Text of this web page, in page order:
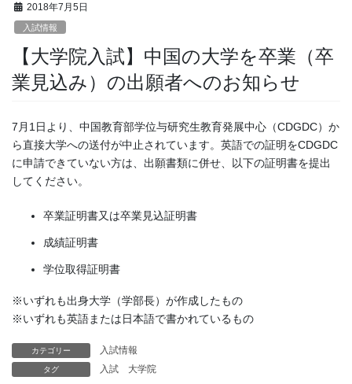
2018年7月5日
入試情報
【大学院入試】中国の大学を卒業（卒
業見込み）の出願者へのお知らせ
7月1日より、中国教育部学位与研究生教育発展中心（CDGDC）か
ら直接大学への送付が中止されています。英語での証明をCDGDC
に申請できていない方は、出願書類に併せ、以下の証明書を提出
してください。
卒業証明書又は卒業見込証明書
成績証明書
学位取得証明書
※いずれも出身大学（学部長）が作成したもの
※いずれも英語または日本語で書かれているもの
カテゴリー 入試情報
タグ 入試 大学院